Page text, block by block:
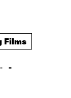
Films
- -